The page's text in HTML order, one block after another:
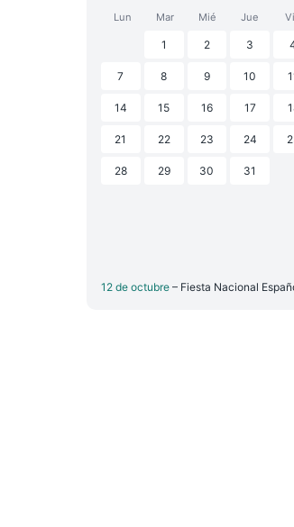
Lun Mar Mié Jue
1 2 3
7 8 9 10
14 15 16 17
21 22 23 24
28 29 30 31
12 de octubre – Fiesta Nacional